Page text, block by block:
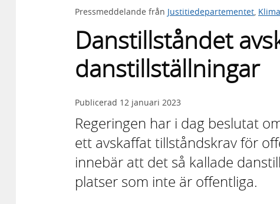
Pressmeddelande från Justitiedepartementet
Danstillståndet
danstillställningar
Publicerad 12 januari 2023
Regeringen har i dag beslutat
ett avskaffat tillståndskrav för
innebär att det så kallade
platser som inte är offentliga.